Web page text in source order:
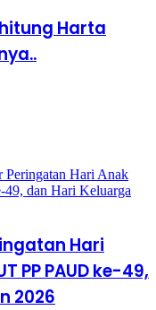
Harta
Hari
PP PAUD ke-49,
2026